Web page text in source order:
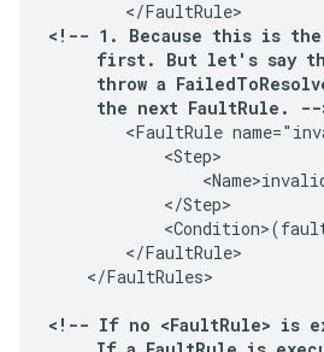
<!-- 1. Because this is the
first. But let's say
throw a
the next FaultRule. --
<FaultRule
            <Step>
            </Step>
        </FaultRule>
    </FaultRules>
<!-- If no <FaultRule> is